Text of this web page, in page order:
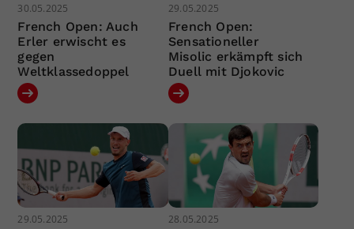
30.05.2025
French Open: Auch
Erler erwischt es
gegen
Weltklassedoppel
29.05.2025
French Open:
Sensationeller
Misolic erkämpft sich
Duell mit Djokovic
29.05.2025 28.05.2025